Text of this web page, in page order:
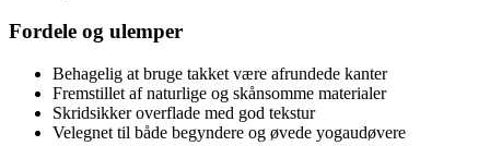
Fordele og ulemper
Behagelig at bruge takket være afrundede kanter
Fremstillet af naturlige og skånsomme materialer
Skridsikker overflade med god tekstur
Velegnet til både begyndere og øvede yogaudøvere